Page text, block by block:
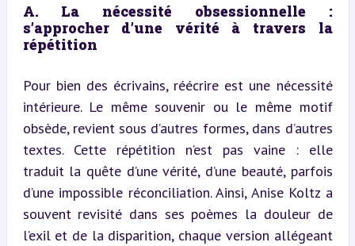
A. La nécessité obsessionnelle :
s’approcher d’une vérité à travers la
répétition
Pour bien des écrivains, réécrire est une nécessité
intérieure. Le même souvenir ou le même motif
obsède, revient sous d’autres formes, dans d’autres
textes. Cette répétition n’est pas vaine : elle
traduit la quête d’une vérité, d’une beauté, parfois
d’une impossible réconciliation. Ainsi, Anise Koltz a
souvent revisité dans ses poèmes la douleur de
l’exil et de la disparition, chaque version allégeant